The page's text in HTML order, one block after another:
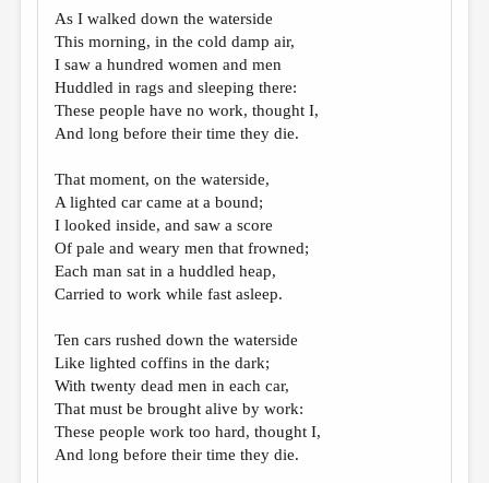
As I walked down the waterside
This morning, in the cold damp air,
I saw a hundred women and men
Huddled in rags and sleeping there:
These people have no work, thought I,
And long before their time they die.
That moment, on the waterside,
A lighted car came at a bound;
I looked inside, and saw a score
Of pale and weary men that frowned;
Each man sat in a huddled heap,
Carried to work while fast asleep.
Ten cars rushed down the waterside
Like lighted coffins in the dark;
With twenty dead men in each car,
That must be brought alive by work:
These people work too hard, thought I,
And long before their time they die.